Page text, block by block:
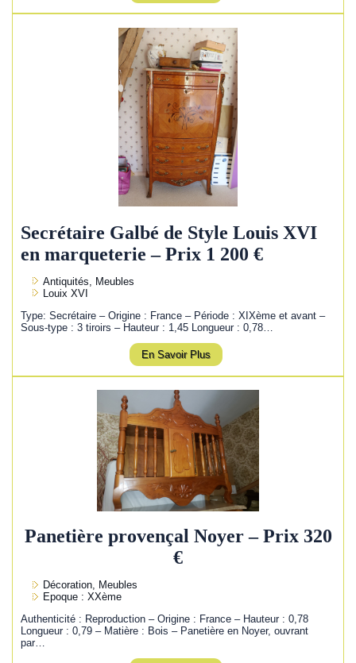
Secrétaire Galbé de Style Louis XVI
en marqueterie – Prix 1 200 €
Antiquités, Meubles
Louix XVI
Type: Secrétaire – Origine : France – Période : XIXème et avant –
Sous-type : 3 tiroirs – Hauteur : 1,45 Longueur : 0,78…
En Savoir Plus
Panetière provençal Noyer – Prix 320
€
Décoration, Meubles
Epoque : XXème
Authenticité : Reproduction – Origine : France – Hauteur : 0,78
Longueur : 0,79 – Matière : Bois – Panetière en Noyer, ouvrant
par…